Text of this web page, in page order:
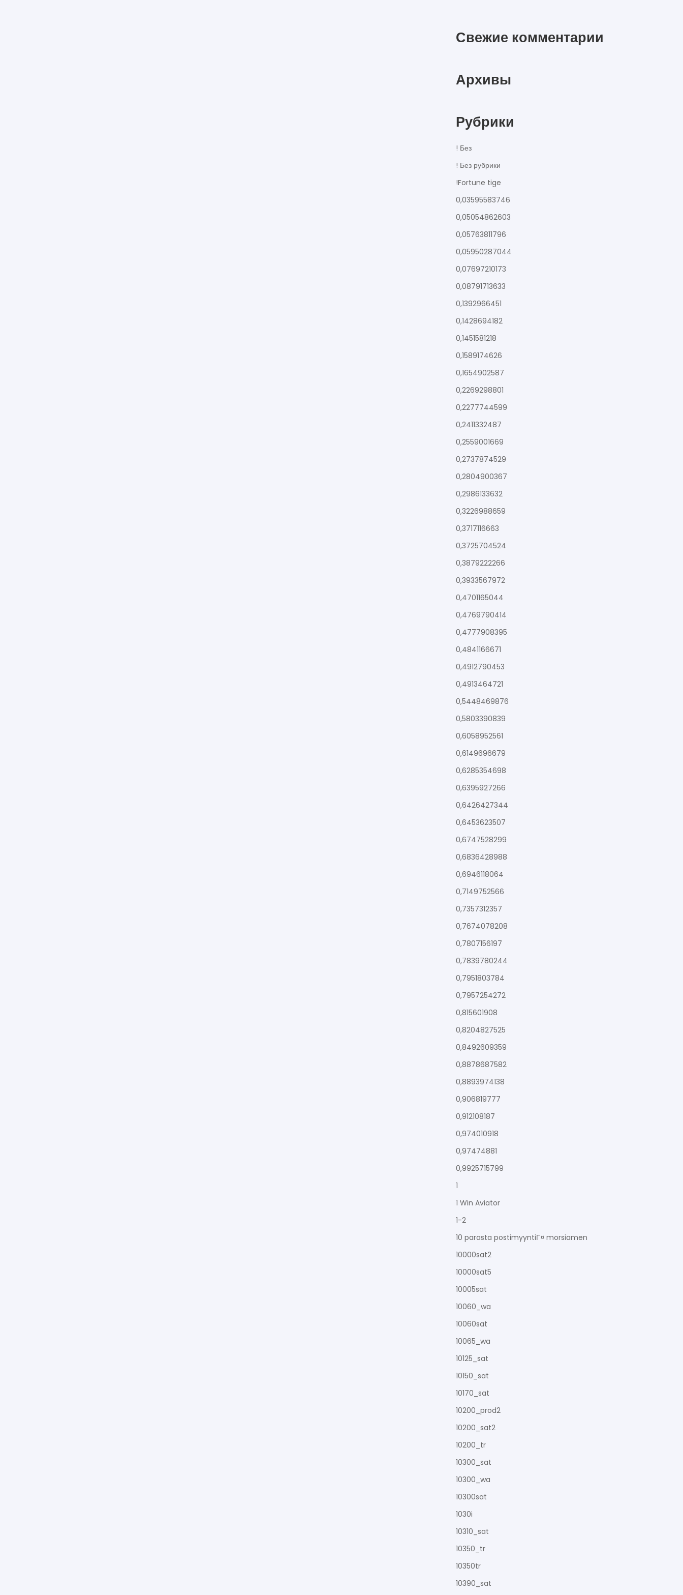
Свежие комментарии
Архивы
Рубрики
! Без
! Без рубрики
!Fortune tige
0,03595583746
0,05054862603
0,05763811796
0,05950287044
0,07697210173
0,08791713633
0,1392966451
0,1428694182
0,1451581218
0,1589174626
0,1654902587
0,2269298801
0,2277744599
0,2411332487
0,2559001669
0,2737874529
0,2804900367
0,2986133632
0,3226988659
0,3717116663
0,3725704524
0,3879222266
0,3933567972
0,4701165044
0,4769790414
0,4777908395
0,4841166671
0,4912790453
0,4913464721
0,5448469876
0,5803390839
0,6058952561
0,6149696679
0,6285354698
0,6395927266
0,6426427344
0,6453623507
0,6747528299
0,6836428988
0,6946118064
0,7149752566
0,7357312357
0,7674078208
0,7807156197
0,7839780244
0,7951803784
0,7957254272
0,815601908
0,8204827525
0,8492609359
0,8878687582
0,8893974138
0,906819777
0,912108187
0,974010918
0,97474881
0,9925715799
1
1 Win Aviator
1-2
10 parasta postimyyntiГ¤ morsiamen
10000sat2
10000sat5
10005sat
10060_wa
10060sat
10065_wa
10125_sat
10150_sat
10170_sat
10200_prod2
10200_sat2
10200_tr
10300_sat
10300_wa
10300sat
1030i
10310_sat
10350_tr
10350tr
10390_sat